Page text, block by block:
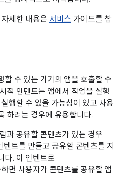
세한 내용은 서비스 가이드를 참
할 수 있는 기기의 앱을 호출할 수
적 인텐트는 앱에서 작업을 실행
행할 수 있을 가능성이 있고 사용
하려는 경우에 유용합니다.
과 공유할 콘텐츠가 있는 경우
텐트를 만들고 공유할 콘텐츠를 지
다. 이 인텐트로
면 사용자가 콘텐츠를 공유할 앱